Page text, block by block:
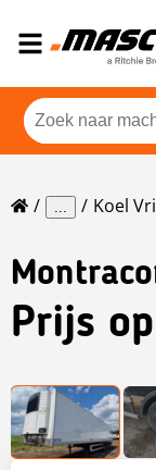
... Koel
Prijs